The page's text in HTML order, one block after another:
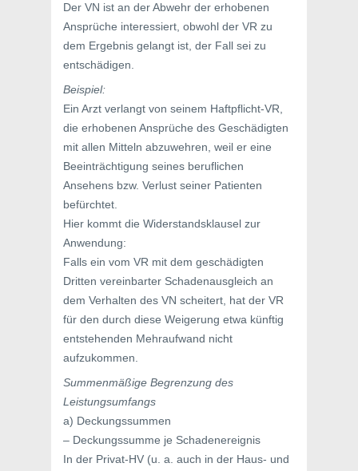
Der VN ist an der Abwehr der erhobenen
Ansprüche interessiert, obwohl der VR zu
dem Ergebnis gelangt ist, der Fall sei zu
entschädigen.
Beispiel:
Ein Arzt verlangt von seinem Haftpflicht-VR,
die erhobenen Ansprüche des Geschädigten
mit allen Mitteln abzuwehren, weil er eine
Beeinträchtigung seines beruflichen
Ansehens bzw. Verlust seiner Patienten
befürchtet.
Hier kommt die Widerstandsklausel zur
Anwendung:
Falls ein vom VR mit dem geschädigten
Dritten vereinbarter Schadenausgleich an
dem Verhalten des VN scheitert, hat der VR
für den durch diese Weigerung etwa künftig
entstehenden Mehraufwand nicht
aufzukommen.
Summenmäßige Begrenzung des
Leistungsumfangs
a) Deckungssummen
– Deckungssumme je Schadenereignis
In der Privat-HV (u. a. auch in der Haus- und